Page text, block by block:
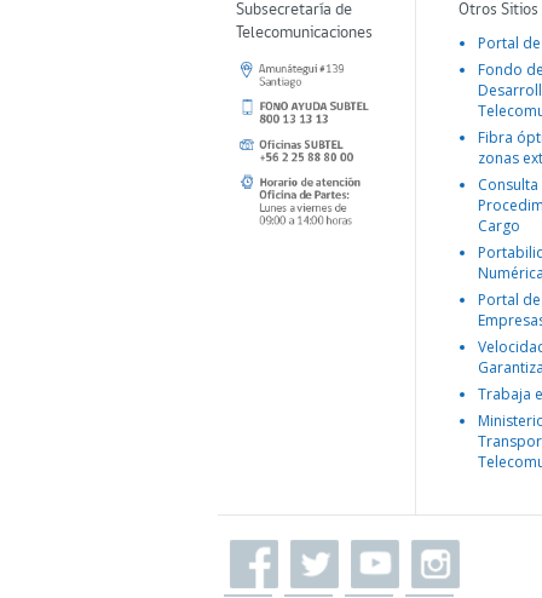
Subsecretaría de
Telecomunicaciones
Otros
Portal
Fondo
Fibra
zonas
Consulta
Cargo
Portal
Trabaja